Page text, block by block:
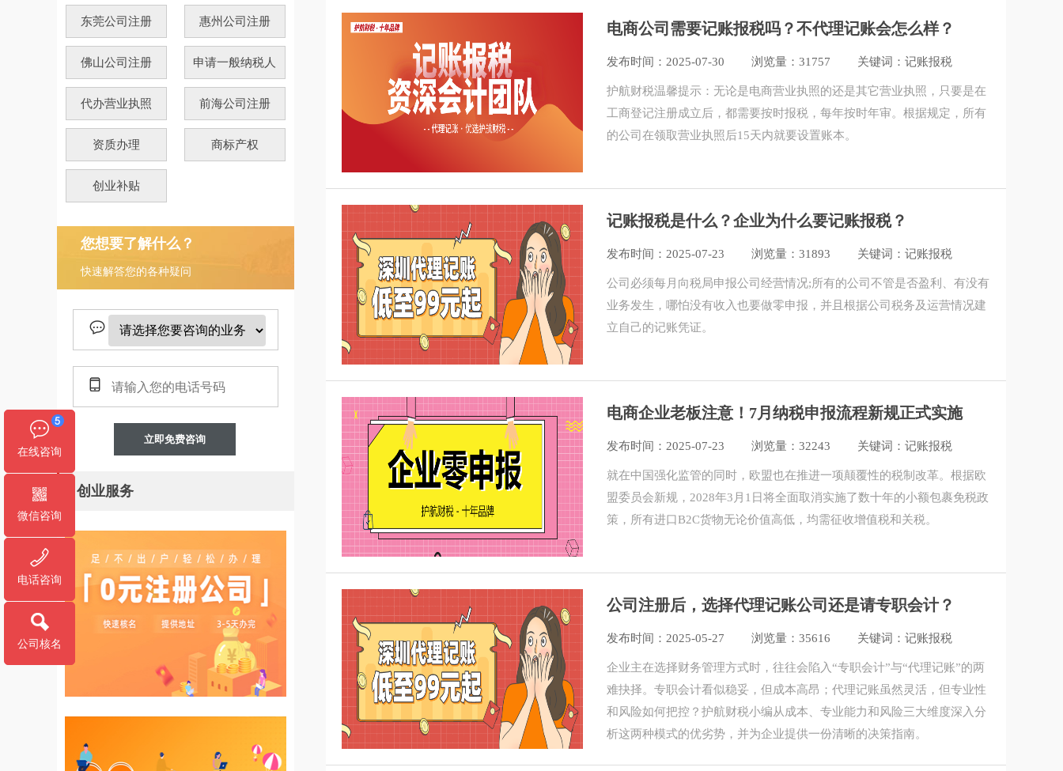
东莞公司注册 惠州公司注册
佛山公司注册 申请一般纳税人
代办营业执照 前海公司注册
资质办理 商标产权
创业补贴
您想要了解什么？
快速解答您的各种疑问
立即免费咨询
创业服务
电商公司需要记账报税吗？不代理记账会怎么样？
发布时间：2025-07-30 浏览量：31757 关键词：记账报税
护航财税温馨提示：无论是电商营业执照的还是其它营业执照，只要是在
工商登记注册成立后，都需要按时报税，每年按时年审。根据规定，所有
的公司在领取营业执照后15天内就要设置账本。
记账报税是什么？企业为什么要记账报税？
发布时间：2025-07-23 浏览量：31893 关键词：记账报税
公司必须每月向税局申报公司经营情况;所有的公司不管是否盈利、有没有
业务发生，哪怕没有收入也要做零申报，并且根据公司税务及运营情况建
立自己的记账凭证。
电商企业老板注意！7月纳税申报流程新规正式实施
发布时间：2025-07-23 浏览量：32243 关键词：记账报税
就在中国强化监管的同时，欧盟也在推进一项颠覆性的税制改革。根据欧
盟委员会新规，2028年3月1日将全面取消实施了数十年的小额包裹免税政
策，所有进口B2C货物无论价值高低，均需征收增值税和关税。
公司注册后，选择代理记账公司还是请专职会计？
发布时间：2025-05-27 浏览量：35616 关键词：记账报税
企业主在选择财务管理方式时，往往会陷入“专职会计”与“代理记账”的两
难抉择。专职会计看似稳妥，但成本高昂；代理记账虽然灵活，但专业性
和风险如何把控？护航财税小编从成本、专业能力和风险三大维度深入分
析这两种模式的优劣势，并为企业提供一份清晰的决策指南。
在线咨询
微信咨询
电话咨询
公司核名